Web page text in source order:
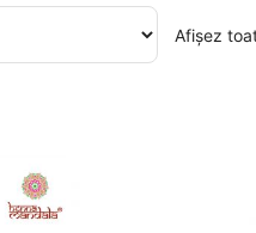
Afișez